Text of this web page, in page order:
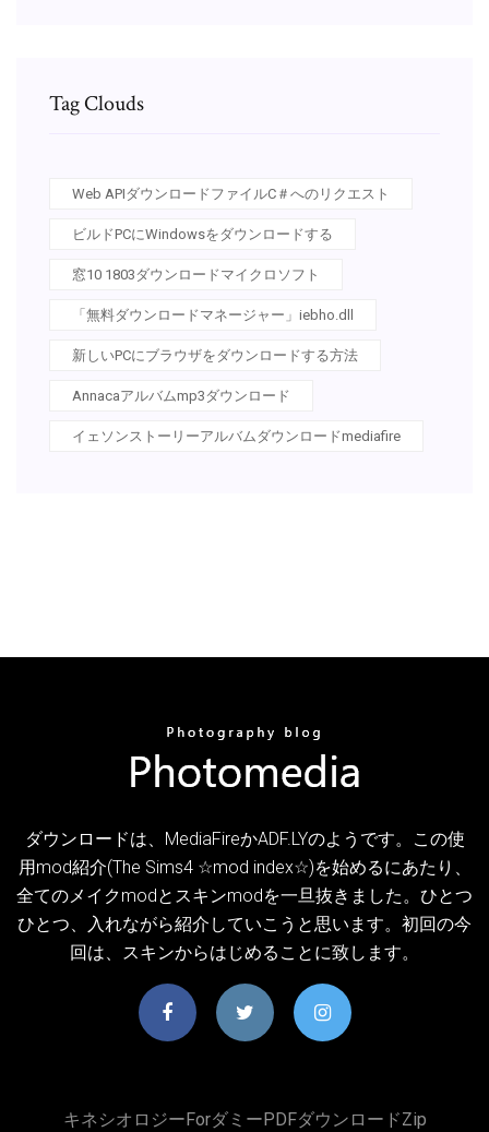
Tag Clouds
Web APIダウンロードファイルC＃へのリクエスト
ビルドPCにWindowsをダウンロードする
窓10 1803ダウンロードマイクロソフト
「無料ダウンロードマネージャー」iebho.dll
新しいPCにブラウザをダウンロードする方法
Annacaアルバムmp3ダウンロード
イェソンストーリーアルバムダウンロードmediafire
ダウンロードは、MediaFireかADF.LYのようです。この使
用mod紹介(The Sims4 ☆mod index☆)を始めるにあたり、
全てのメイクmodとスキンmodを一旦抜きました。ひとつ
ひとつ、入れながら紹介していこうと思います。初回の今
回は、スキンからはじめることに致します。
キネシオロジーforダミーPDFダウンロードzip